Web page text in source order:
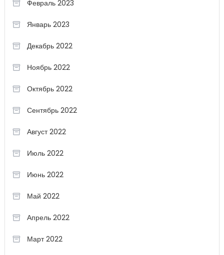
Февраль 2023
Январь 2023
Декабрь 2022
Ноябрь 2022
Октябрь 2022
Сентябрь 2022
Август 2022
Июль 2022
Июнь 2022
Май 2022
Апрель 2022
Март 2022